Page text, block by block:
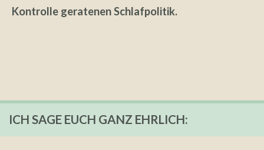
Kontrolle geratenen Schlafpolitik.
ICH SAGE EUCH GANZ EHRLICH: